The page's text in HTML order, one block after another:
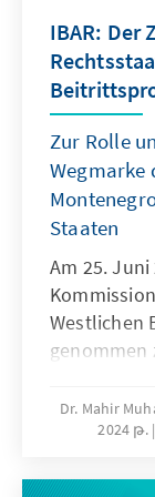
erzielen.
Weg in die
Justiz,
und
den drei
Effektivität
Medien-
IBAR: Der
Zur Rolle
Staaten
Am 25.
Westlichen
genommen
dient als
positiver
Dr. Mahir
2024 թ.